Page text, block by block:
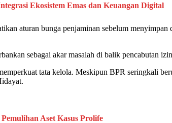
Ekosistem Emas dan Keuangan Digital
aturan bunga penjaminan sebelum menyimpan
sebagai akar masalah di balik pencabutan izin
tata kelola. Meskipun BPR seringkali
.
Aset Kasus Prolife